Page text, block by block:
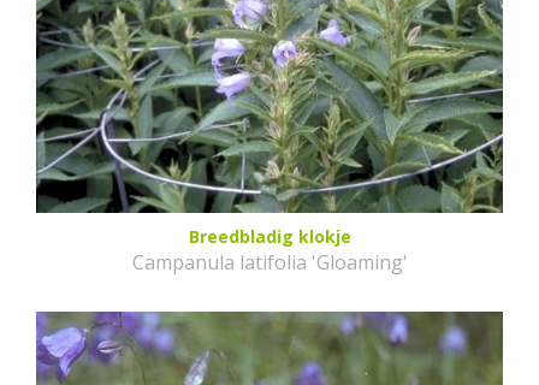
Breedbladig klokje
Campanula latifolia 'Gloaming'